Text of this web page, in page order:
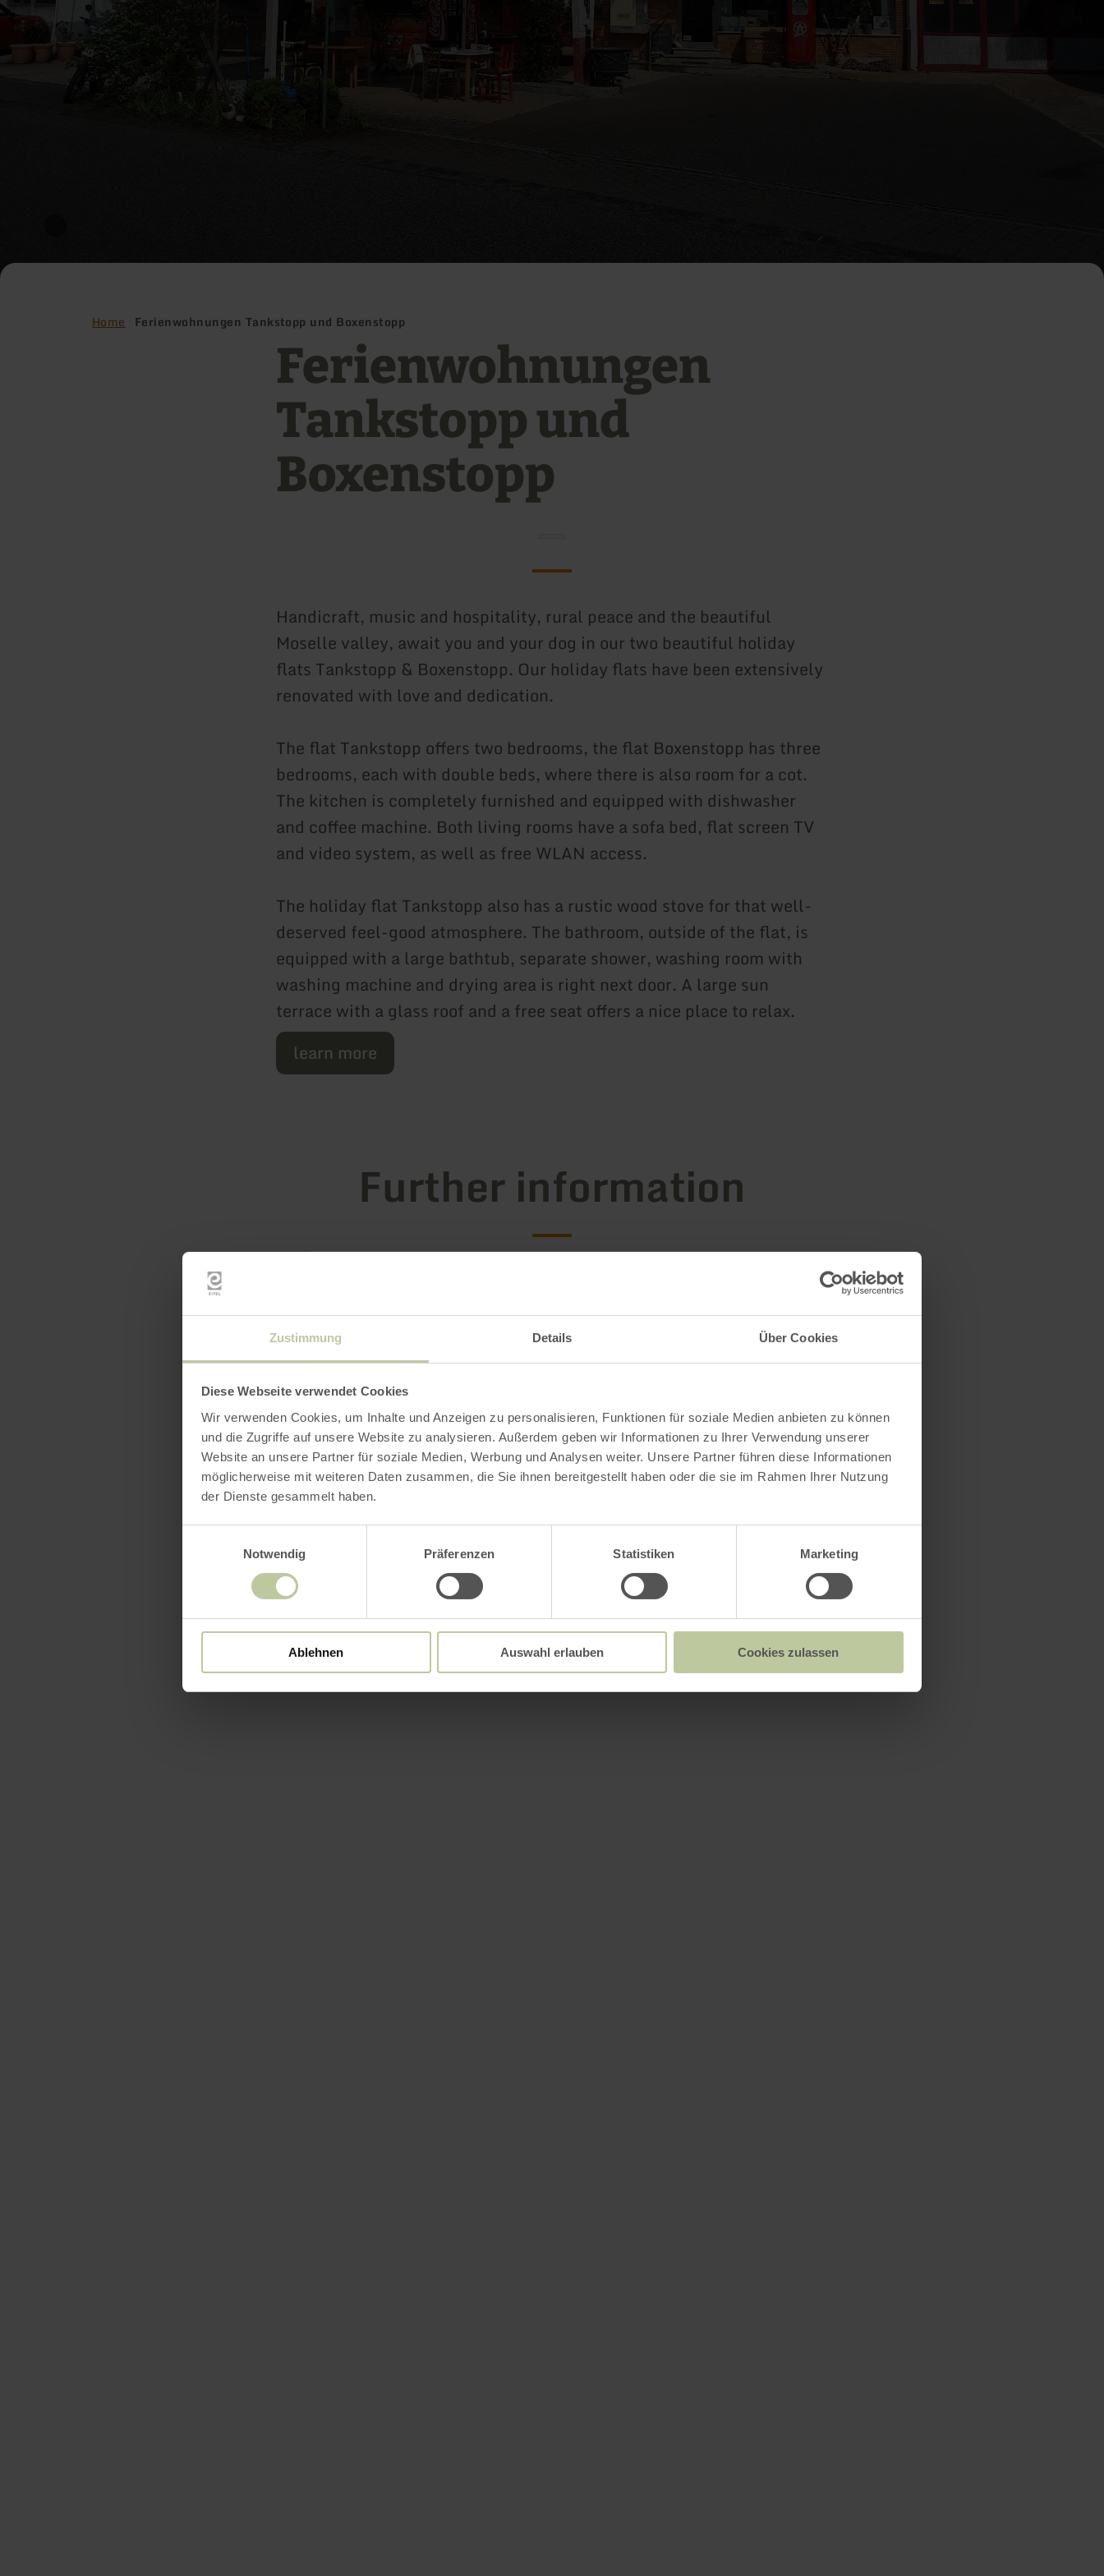
Zustimmung Details Über Cookies
Diese Webseite verwendet Cookies
Wir verwenden Cookies, um Inhalte und Anzeigen zu personalisieren, Funktionen für soziale Medien anbieten zu können
und die Zugriffe auf unsere Website zu analysieren. Außerdem geben wir Informationen zu Ihrer Verwendung unserer
Website an unsere Partner für soziale Medien, Werbung und Analysen weiter. Unsere Partner führen diese Informationen
möglicherweise mit weiteren Daten zusammen, die Sie ihnen bereitgestellt haben oder die sie im Rahmen Ihrer Nutzung
der Dienste gesammelt haben.
Notwendig
Präferenzen Statistiken Marketing
Ablehnen Auswahl erlauben Cookies zulassen
Home Ferienwohnungen Tankstopp und Boxenstopp
Ferienwohnungen
Tankstopp und
Boxenstopp
Handicraft, music and hospitality, rural peace and the beautiful
Moselle valley, await you and your dog in our two beautiful holiday
flats Tankstopp & Boxenstopp. Our holiday flats have been extensively
renovated with love and dedication.
The flat Tankstopp offers two bedrooms, the flat Boxenstopp has three
bedrooms, each with double beds, where there is also room for a cot.
The kitchen is completely furnished and equipped with dishwasher
and coffee machine. Both living rooms have a sofa bed, flat screen TV
and video system, as well as free WLAN access.
The holiday flat Tankstopp also has a rustic wood stove for that well-
deserved feel-good atmosphere. The bathroom, outside of the flat, is
equipped with a large bathtub, separate shower, washing room with
washing machine and drying area is right next door. A large sun
terrace with a glass roof and a free seat offers a nice place to relax.
learn more
Further information